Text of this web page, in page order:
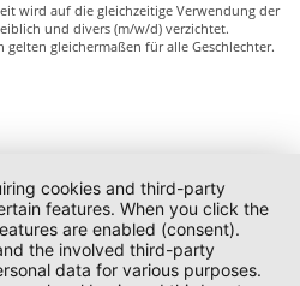
wird auf die gleichzeitige Verwendung der
und divers (m/w/d) verzichtet.
gelten gleichermaßen für alle Geschlechter.
cookies and third-party
features. When you click the
are enabled (consent).
the involved third-party
data for various purposes.